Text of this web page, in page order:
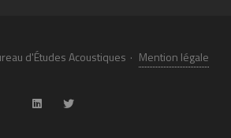
d'Études Acoustiques · Mention légale